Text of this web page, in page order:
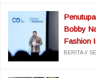
Bobby
Fashion
BERITA